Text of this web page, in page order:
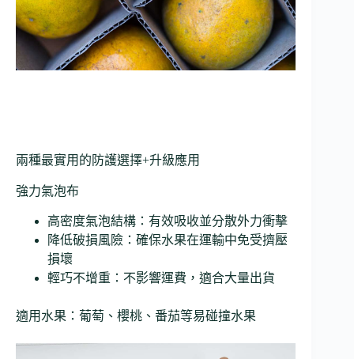
兩種最實用的防護選擇+升級應用
強力氣泡布
高密度氣泡結構：有效吸收並分散外力衝擊
降低破損風險：確保水果在運輸中免受擠壓
損壞
輕巧不增重：不影響運費，適合大量出貨
適用水果：葡萄、櫻桃、番茄等易碰撞水果